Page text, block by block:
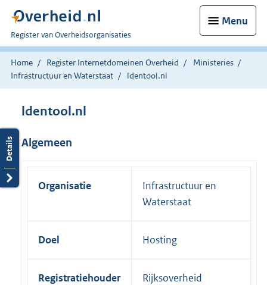
Menu
U
bent
nu
hier:
Register van Overheidsorganisaties
Home Register Internetdomeinen Overheid
Ministeries
Infrastructuur en Waterstaat
ldentool.nl
ldentool.nl
Algemeen
Organisatie
Infrastructuur en
Waterstaat
Doel Hosting
Registratiehouder Rijksoverheid